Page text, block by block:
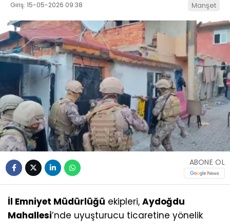
Giriş: 15-05-2026 09:38 Manşet
ABONE OL
İl Emniyet Müdürlüğü ekipleri, Aydoğdu
Mahallesi’nde uyuşturucu ticaretine yönelik